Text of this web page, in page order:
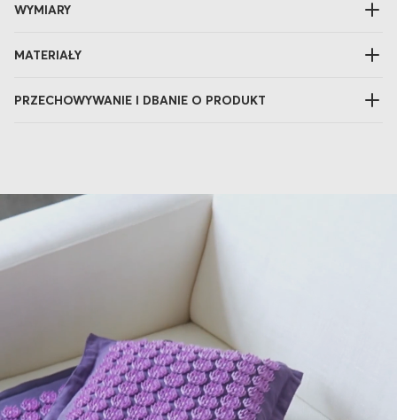
WYMIARY
MATERIAŁY
PRZECHOWYWANIE I DBANIE O PRODUKT